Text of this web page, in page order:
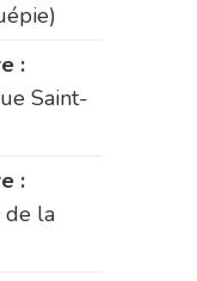
:
Saint-
:
de la